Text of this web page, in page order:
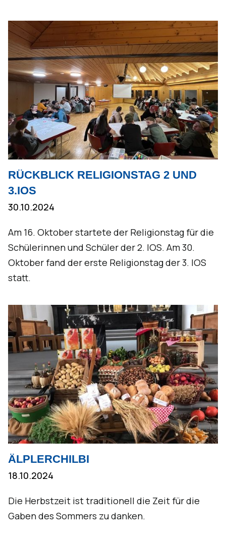
RÜCKBLICK RELIGIONSTAG 2 UND
3.IOS
30.10.2024
Am 16. Oktober startete der Religionstag für die
Schülerinnen und Schüler der 2. IOS. Am 30.
Oktober fand der erste Religionstag der 3. IOS
statt.
ÄLPLERCHILBI
18.10.2024
Die Herbstzeit ist traditionell die Zeit für die
Gaben des Sommers zu danken.